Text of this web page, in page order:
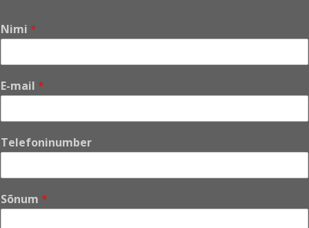
Nimi *
E-mail *
Telefoninumber
Sõnum *